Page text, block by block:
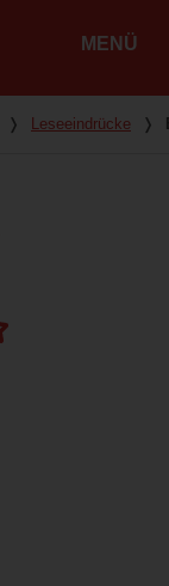
MENÜ
❭ Leseeindrücke ❭